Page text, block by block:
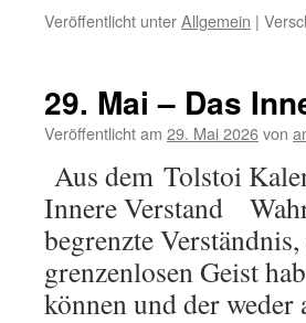
Veröffentlicht unterAllgemein |
29. Mai – Das
Veröffentlicht am 29. Mai 2026von
Aus dem Tolstoi
Innere Verstand
begrenzte
grenzenlosen Geist
können und der